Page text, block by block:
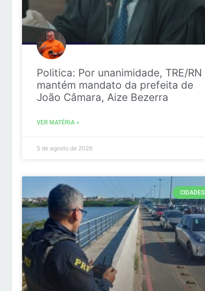
Politica: Por unanimidade, TRE/RN
mantém mandato da prefeita de
João Câmara, Aize Bezerra
VER MATÉRIA »
5 de agosto de 2026
CIDADES